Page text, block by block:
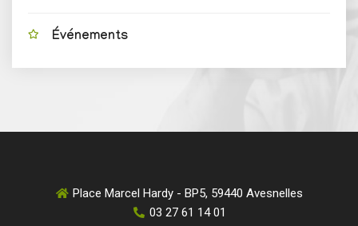
Événements
Place Marcel Hardy - BP5, 59440 Avesnelles
03 27 61 14 01